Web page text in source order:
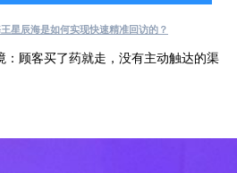
星辰海是如何实现快速精准回访的？
：顾客买了药就走，没有主动触达的渠